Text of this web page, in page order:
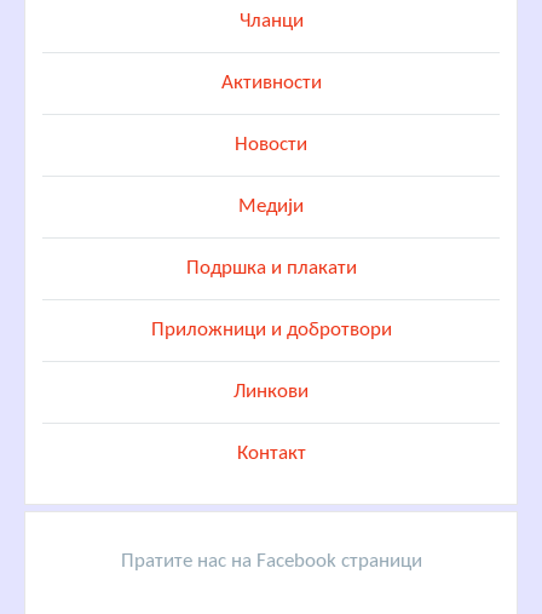
Чланци
Активности
Новости
Медији
Подршка и плакати
Приложници и добротвори
Линкови
Контакт
Пратите нас на Facebook страници